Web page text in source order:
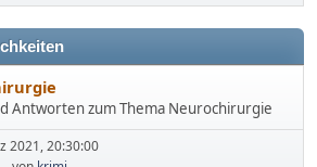
Antworten zum Thema Neurochirurgie
2021, 20:30:00